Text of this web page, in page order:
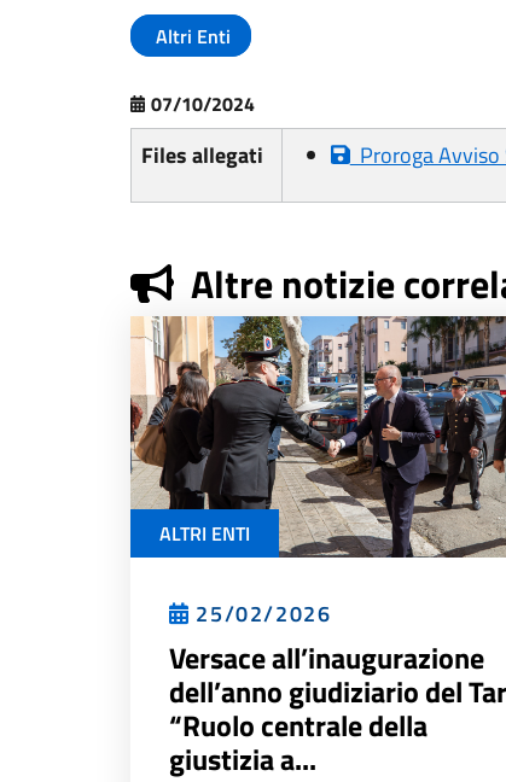
Altri Enti
07/10/2024
Files allegati Proroga Avviso
Altre notizie
ALTRI ENTI
25/02/2026
Versace all’inaugurazione
dell’anno giudiziario del
“Ruolo centrale della
giustizia a...